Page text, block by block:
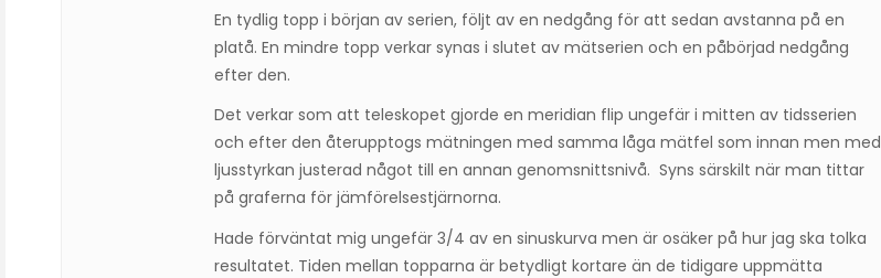
En tydlig topp i början av serien, följt av en nedgång för att sedan avstanna på en
platå. En mindre topp verkar synas i slutet av mätserien och en påbörjad nedgång
efter den.
Det verkar som att teleskopet gjorde en meridian flip ungefär i mitten av tidsserien
och efter den återupptogs mätningen med samma låga mätfel som innan men med
ljusstyrkan justerad något till en annan genomsnittsnivå. Syns särskilt när man tittar
på graferna för jämförelsestjärnorna.
Hade förväntat mig ungefär 3/4 av en sinuskurva men är osäker på hur jag ska tolka
resultatet. Tiden mellan topparna är betydligt kortare än de tidigare uppmätta